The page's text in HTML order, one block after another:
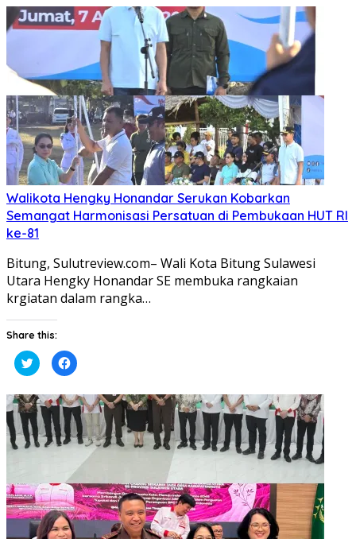
Twitter(Membuka
di
jendela
Facebook(Membuka
di
jendela
Walikota Hengky Honandar Serukan Kobarkan
Semangat Harmonisasi Persatuan di Pembukaan HUT RI
ke-81
Bitung, Sulutreview.com– Wali Kota Bitung Sulawesi
Utara Hengky Honandar SE membuka rangkaian
krgiatan dalam rangka…
Share this:
Klik
untuk
berbagi
Twitter(Membuka
di
jendela
yang
baru)
Klik
untuk
Facebook(Membuka
di
jendela
yang
baru)